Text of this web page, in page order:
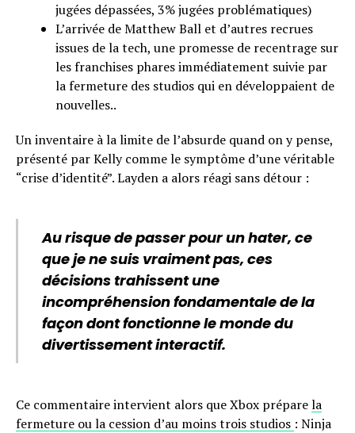
jugées dépassées, 3% jugées problématiques)
L’arrivée de Matthew Ball et d’autres recrues
issues de la tech, une promesse de recentrage sur
les franchises phares immédiatement suivie par
la fermeture des studios qui en développaient de
nouvelles..
Un inventaire à la limite de l’absurde quand on y pense,
présenté par Kelly comme le symptôme d’une véritable
“crise d’identité”. Layden a alors réagi sans détour :
Au risque de passer pour un hater, ce
que je ne suis vraiment pas, ces
décisions trahissent une
incompréhension fondamentale de la
façon dont fonctionne le monde du
divertissement interactif.
Ce commentaire intervient alors que Xbox préparela
fermeture ou la cession d’au moins trois studios : Ninja